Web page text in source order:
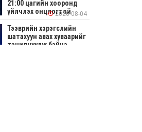
21:00 цагийн хооронд
үйлчлэх онцлогтой2026-08-04
Тээврийн хэрэгслийн
шатахуун авах хуваарийг
танилцуулж байна